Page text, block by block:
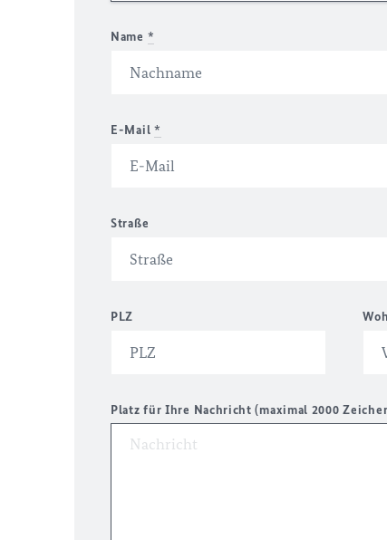
Name *
E-Mail *
Straße
PLZ
Platz für Ihre Nachricht (maximal 2000